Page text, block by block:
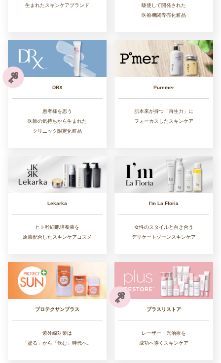
生まれたスキンケアブランド
駆使して開発された
医療機関専売化粧品
DRX
患者様を思う
医師の気持ちから生まれた
クリニック限定化粧品
Puremer
肌本来が持つ「再生力」に
フォーカスしたスキンケア
Lekarka
ヒト幹細胞培養液を
原液配合したスキンケアコスメ
I'm La Floria
女性のスタイルと向き合う
デリケートゾーンスキンケア
プロテクサンプラス
紫外線対策は
「塗る」から「飲む」時代へ。
プラスリストア
レーザー・光治療を
成功へ導くスキンケア